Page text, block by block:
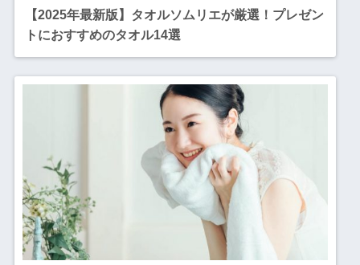
【2025年最新版】タオルソムリエが厳選！プレゼン
トにおすすめのタオル14選